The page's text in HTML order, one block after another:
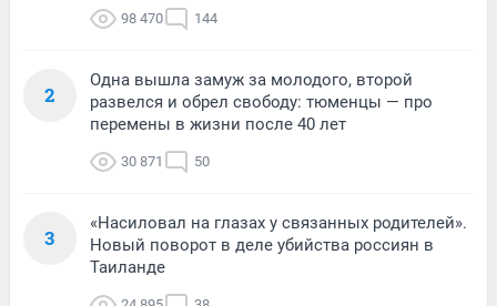
98 470 144
2
Одна вышла замуж за молодого, второй
развелся и обрел свободу: тюменцы — про
перемены в жизни после 40 лет
30 871 50
3
«Насиловал на глазах у связанных родителей».
Новый поворот в деле убийства россиян в
Таиланде